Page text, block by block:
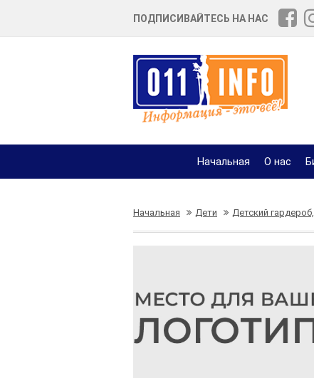
ПОДПИСИВАЙТЕСЬ НА НАС
Начальная О нас
Начальная Дети Детский